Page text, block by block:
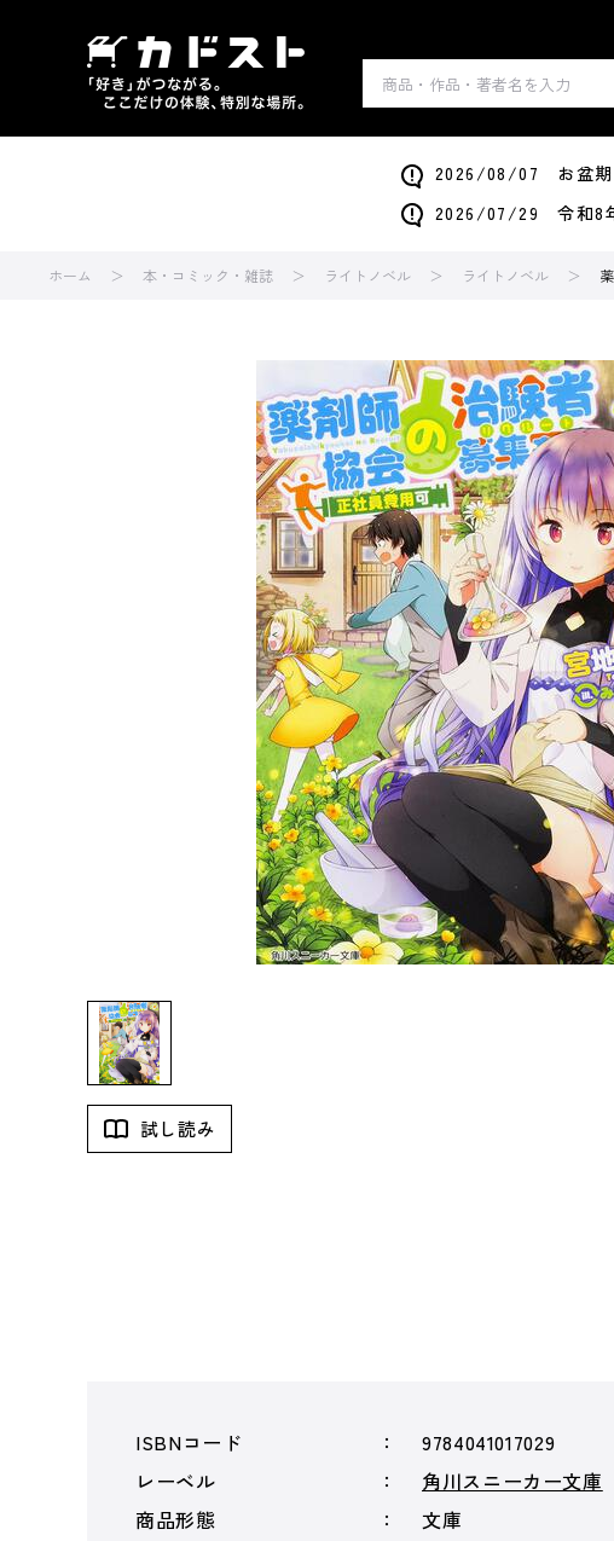
2026/08/07 お盆期
2026/07/29 令和8年
ホーム 本・コミック・雑誌 ライトノベル ライトノベル
試し読み
ISBNコード
9784041017029
レーベル
角川スニーカー文庫
商品形態
文庫